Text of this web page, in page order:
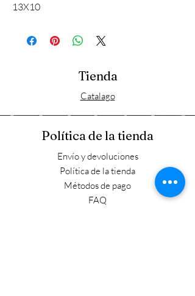
13X10
Tienda
Catalago
Política de la tienda
Envío y devoluciones
Política de la tienda
Métodos de pago
FAQ